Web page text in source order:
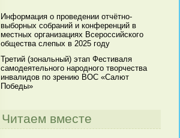
Информация о проведении отчётно-
выборных собраний и конференций в
местных организациях Всероссийского
общества слепых в 2025 году
Третий (зональный) этап Фестиваля
самодеятельного народного творчества
инвалидов по зрению ВОС «Салют
Победы»
Читаем вместе